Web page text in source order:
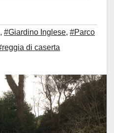
, #Giardino Inglese, #Parco
di caserta